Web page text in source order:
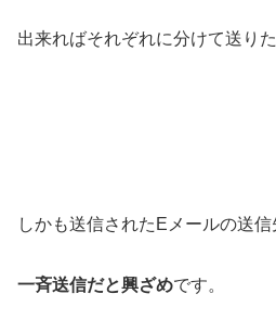
出来ればそれぞれに分けて送りた
しかも送信されたEメールの送
一斉送信だと興ざめです。